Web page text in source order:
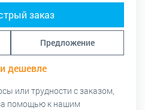
заказ
Предложение
дешевле
или трудности с заказом,
помощью к нашим